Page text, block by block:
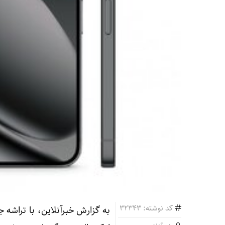
کد نوشته: 32343